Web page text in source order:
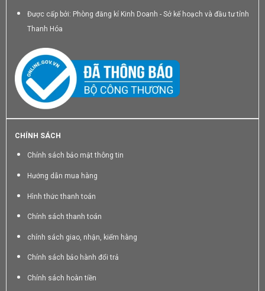
Được cấp bởi: Phòng đăng kí Kinh Doanh - Sở kế hoạch và đầu tư tỉnh
Thanh Hóa
CHÍNH SÁCH
Chính sách bảo mật thông tin
Hướng dẫn mua hàng
Hình thức thanh toán
Chính sách thanh toán
chính sách giao, nhận, kiểm hàng
Chính sách bảo hành đổi trả
Chính sách hoàn tiền